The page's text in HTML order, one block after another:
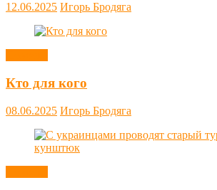
12.06.2025 Игорь Бродяга
Кто для кого
08.06.2025 Игорь Бродяга